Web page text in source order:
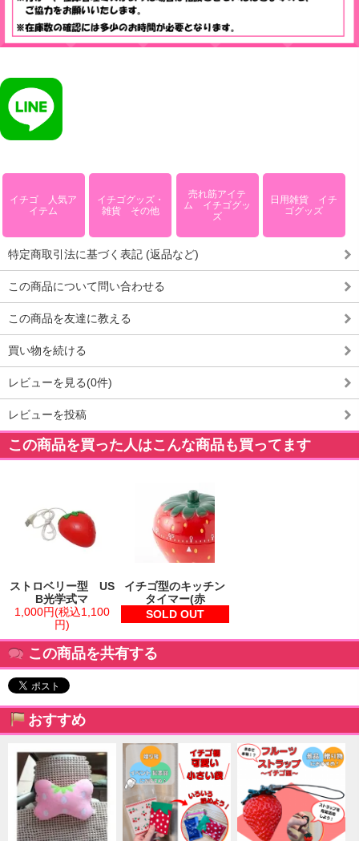
イチゴ 人気ア
イテム
イチゴグッズ・
雑貨 その他
売れ筋アイテ
ム イチゴグッ
ズ
日用雑貨 イチ
ゴグッズ
特定商取引法に基づく表記 (返品など)
この商品について問い合わせる
この商品を友達に教える
買い物を続ける
レビューを見る(0件)
レビューを投稿
この商品を買った人はこんな商品も買ってます
ストロベリー型 US
B光学式マ
1,000円(税込1,100
円)
イチゴ型のキッチン
タイマー(赤
SOLD OUT
この商品を共有する
おすすめ